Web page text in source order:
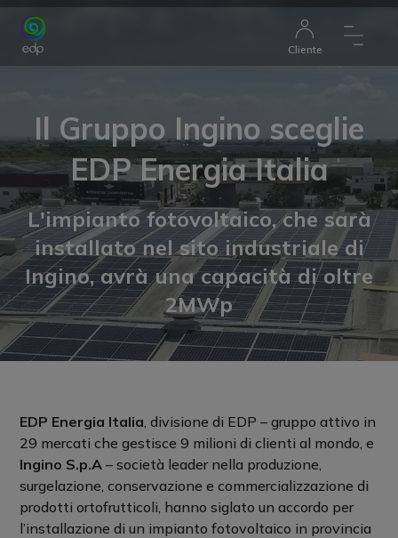
Cliente
Il Gruppo Ingino sceglie
EDP Energia Italia
L'impianto fotovoltaico, che sarà
installato nel sito industriale di
Ingino, avrà una capacità di oltre
2MWp
EDP Energia Italia, divisione di EDP – gruppo attivo in
29 mercati che gestisce 9 milioni di clienti al mondo, e
Ingino S.p.A – società leader nella produzione,
surgelazione, conservazione e commercializzazione di
prodotti ortofrutticoli, hanno siglato un accordo per
l’installazione di un impianto fotovoltaico in provincia